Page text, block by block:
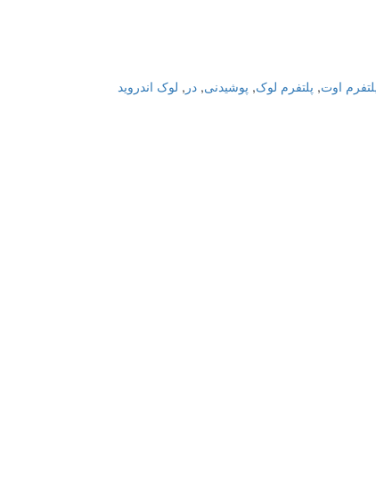
اوت, پلتفرم لوک, پوشیدنی, در , لوک اندروید